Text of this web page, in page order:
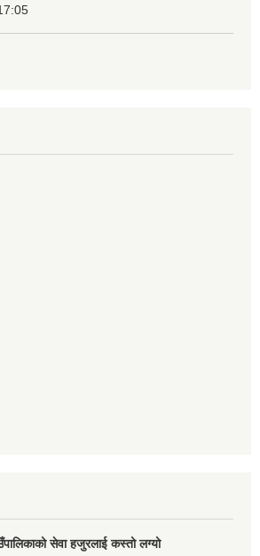
सेवा हजुरलाई कस्तो लग्यो